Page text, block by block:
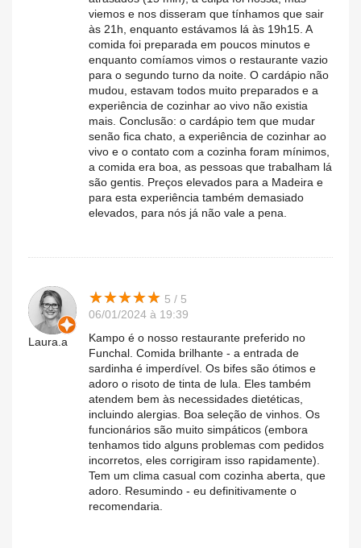
viemos e nos disseram que tínhamos que sair
às 21h, enquanto estávamos lá às 19h15. A
comida foi preparada em poucos minutos e
enquanto comíamos vimos o restaurante vazio
para o segundo turno da noite. O cardápio não
mudou, estavam todos muito preparados e a
experiência de cozinhar ao vivo não existia
mais. Conclusão: o cardápio tem que mudar
senão fica chato, a experiência de cozinhar ao
vivo e o contato com a cozinha foram mínimos,
a comida era boa, as pessoas que trabalham lá
são gentis. Preços elevados para a Madeira e
para esta experiência também demasiado
elevados, para nós já não vale a pena.
Laura.a
★★★★★
★★★★★ 5 / 5
06/01/2024 à 19:39
Kampo é o nosso restaurante preferido no
Funchal. Comida brilhante - a entrada de
sardinha é imperdível. Os bifes são ótimos e
adoro o risoto de tinta de lula. Eles também
atendem bem às necessidades dietéticas,
incluindo alergias. Boa seleção de vinhos. Os
funcionários são muito simpáticos (embora
tenhamos tido alguns problemas com pedidos
incorretos, eles corrigiram isso rapidamente).
Tem um clima casual com cozinha aberta, que
adoro. Resumindo - eu definitivamente o
recomendaria.